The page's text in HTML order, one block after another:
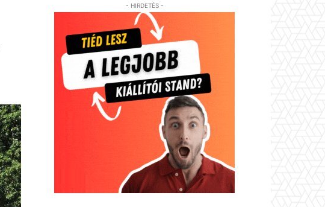
- HIRDETÉS -